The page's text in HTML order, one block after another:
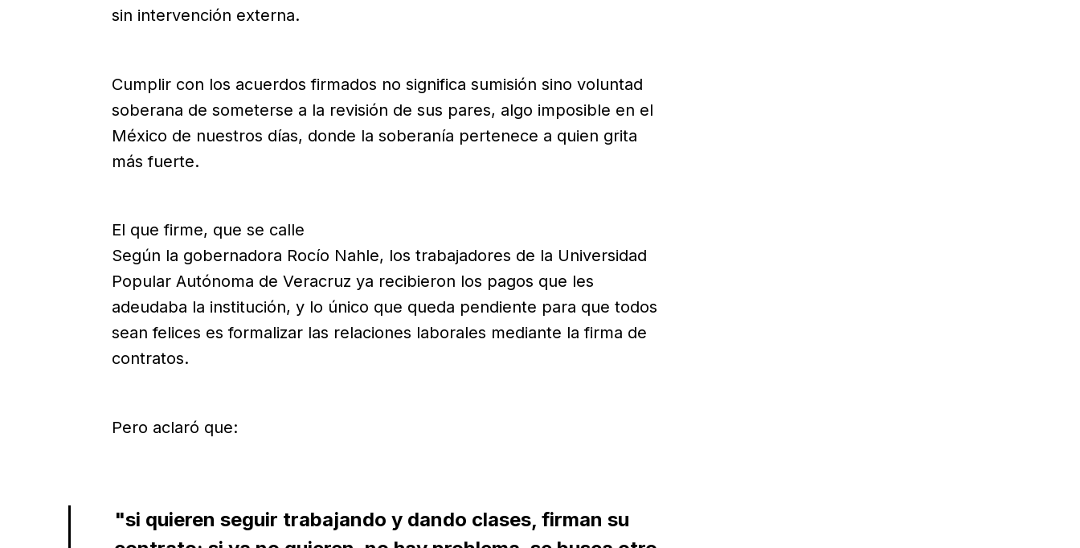
sin intervención externa.
Cumplir con los acuerdos firmados no significa sumisión sino voluntad
soberana de someterse a la revisión de sus pares, algo imposible en el
México de nuestros días, donde la soberanía pertenece a quien grita
más fuerte.
El que firme, que se calle
Según la gobernadora Rocío Nahle, los trabajadores de la Universidad
Popular Autónoma de Veracruz ya recibieron los pagos que les
adeudaba la institución, y lo único que queda pendiente para que todos
sean felices es formalizar las relaciones laborales mediante la firma de
contratos.
Pero aclaró que:
"si quieren seguir trabajando y dando clases, firman su